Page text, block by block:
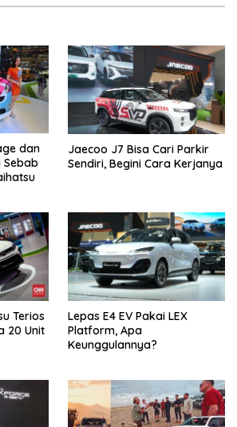
dan
Sebab
Jaecoo J7 Bisa Cari Parkir
Sendiri, Begini Cara Kerjanya
Terios
20 Unit
Lepas E4 EV Pakai LEX
Platform, Apa
Keunggulannya?